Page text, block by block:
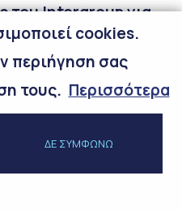
του Intergroup για
την Κλιματική
cookies.
περιήγηση σας
τους. Περισσότερα
ΔΕ ΣΥΜΦΩΝΩ